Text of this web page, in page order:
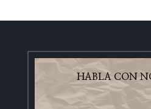
HABLA CON